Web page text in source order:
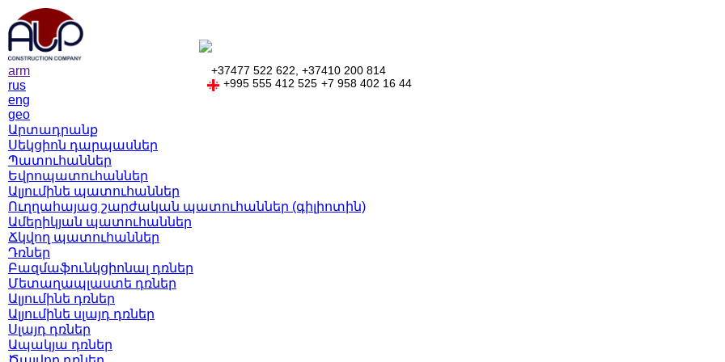
+37477 522 622, +37410 200 814
+995 555 412 525 +7 958 402 16 44
arm
rus
eng
geo
Արտադրանք
Սեկցիոն դարպասներ
Պատուհաններ
Եվրոպատուհաններ
Ալյումինե պատուհաններ
Ուղղահայաց շարժական պատուհաններ (գիլիոտին)
Ամերիկյան պատուհաններ
Ճկվող պատուհաններ
Դռներ
Բազմաֆունկցիոնալ դռներ
Մետաղապլաստե դռներ
Ալյումինե դռներ
Ալյումինե սլայդ դռներ
Սլայդ դռներ
Ապակյա դռներ